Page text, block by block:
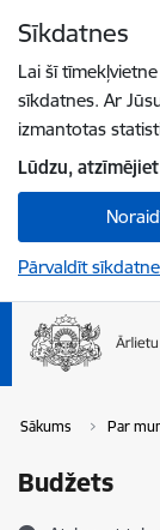
Sīkdatnes
Lai šī
sīkdatnes. Ar
izmantotas
Lūdzu,
Pārvaldīt
Sākums Par
Budžets